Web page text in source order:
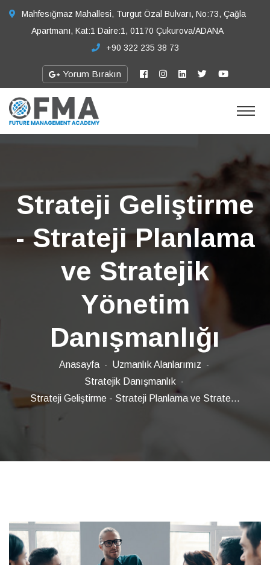
Mahfesığmaz Mahallesi, Turgut Özal Bulvarı, No:73, Çağla
Apartmanı, Kat:1 Daire:1, 01170 Çukurova/ADANA
+90 322 235 38 73
Yorum Bırakın
Strateji Geliştirme
- Strateji Planlama
ve Stratejik
Yönetim
Danışmanlığı
Anasayfa
Uzmanlık Alanlarımız
Stratejik Danışmanlık
Strateji Geliştirme - Strateji Planlama ve Strate...